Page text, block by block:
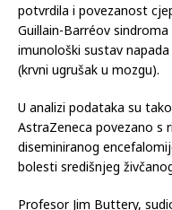
potvrdila i povezanost
Guillain-Barréov
imunološki sustav
(krvni ugrušak u mozgu).
U analizi podataka su
AstraZeneca povezano s
diseminiranog
bolesti središnjeg
Profesor Jim Buttery,